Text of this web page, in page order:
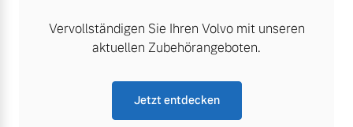
Vervollständigen Sie Ihren Volvo mit unseren
aktuellen Zubehörangeboten.
Jetzt entdecken